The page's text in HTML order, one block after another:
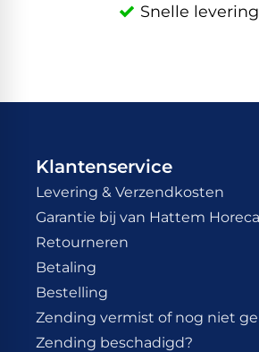
Snelle levering
Klantenservice
Levering & Verzendkosten
Garantie bij van Hattem Horeca
Retourneren
Betaling
Bestelling
Zending vermist of nog niet
Zending beschadigd?